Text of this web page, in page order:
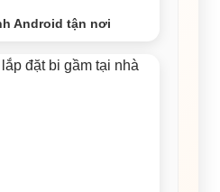
Android tận nơi